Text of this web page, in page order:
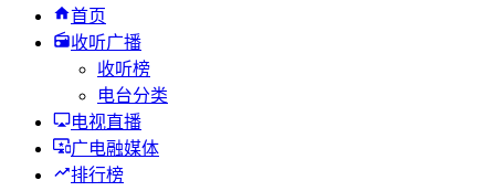
首页
收听广播
收听榜
电台分类
电视直播
广电融媒体
排行榜